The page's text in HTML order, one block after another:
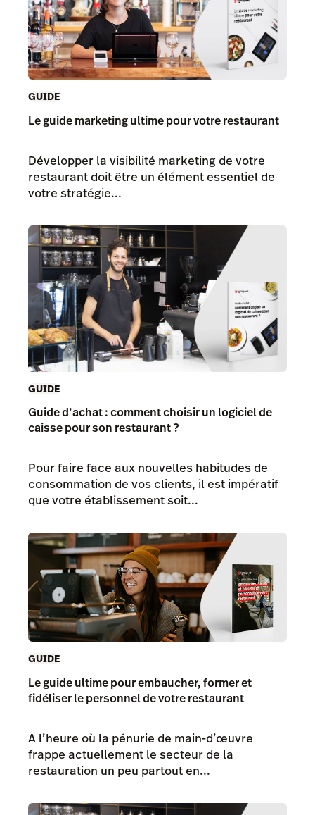
GUIDE
Le guide marketing ultime pour votre restaurant
Développer la visibilité marketing de votre
restaurant doit être un élément essentiel de
votre stratégie...
GUIDE
Guide d’achat : comment choisir un logiciel de
caisse pour son restaurant ?
Pour faire face aux nouvelles habitudes de
consommation de vos clients, il est impératif
que votre établissement soit...
GUIDE
Le guide ultime pour embaucher, former et
fidéliser le personnel de votre restaurant
A l’heure où la pénurie de main-d’œuvre
frappe actuellement le secteur de la
restauration un peu partout en...